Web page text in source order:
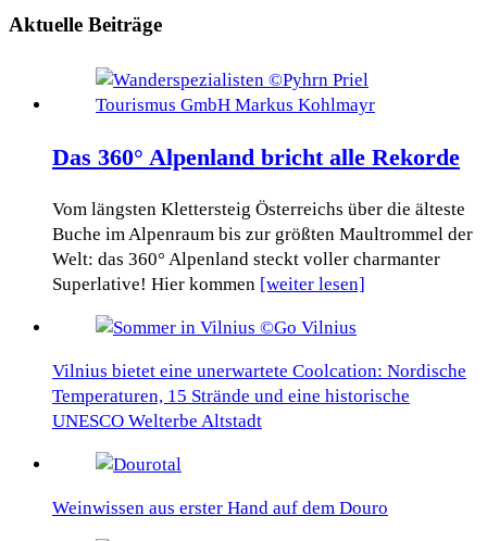
Aktuelle Beiträge
Das 360° Alpenland bricht alle Rekorde
Vom längsten Klettersteig Österreichs über die älteste
Buche im Alpenraum bis zur größten Maultrommel der
Welt: das 360° Alpenland steckt voller charmanter
Superlative! Hier kommen [weiter lesen]
Vilnius bietet eine unerwartete Coolcation: Nordische
Temperaturen, 15 Strände und eine historische
UNESCO Welterbe Altstadt
Weinwissen aus erster Hand auf dem Douro